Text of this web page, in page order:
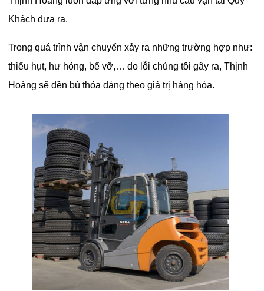
Khách đưa ra.
Trong quá trình vận chuyển xảy ra những trường hợp như:
thiếu hụt, hư hỏng, bể vỡ,… do lỗi chúng tôi gây ra, Thịnh
Hoàng sẽ đền bù thỏa đáng theo giá trị hàng hóa.